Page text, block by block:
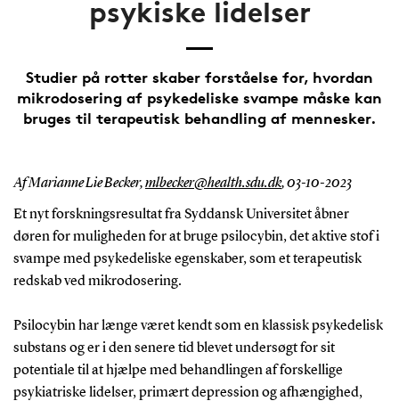
psykiske lidelser
Studier på rotter skaber forståelse for, hvordan
mikrodosering af psykedeliske svampe måske kan
bruges til terapeutisk behandling af mennesker.
Af Marianne Lie Becker,mlbecker@health.sdu.dk,03-10-2023
Et nyt forskningsresultat fra Syddansk Universitet åbner
døren for muligheden for at bruge psilocybin, det aktive stof i
svampe med psykedeliske egenskaber, som et terapeutisk
redskab ved mikrodosering.
Psilocybin har længe været kendt som en klassisk psykedelisk
substans og er i den senere tid blevet undersøgt for sit
potentiale til at hjælpe med behandlingen af forskellige
psykiatriske lidelser, primært depression og afhængighed,